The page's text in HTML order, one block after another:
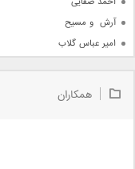
آرش  و مسیح
امیر عباس گلاب
امیر علی
همکاران